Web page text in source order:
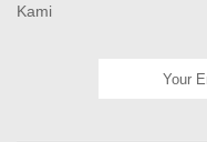
Kami